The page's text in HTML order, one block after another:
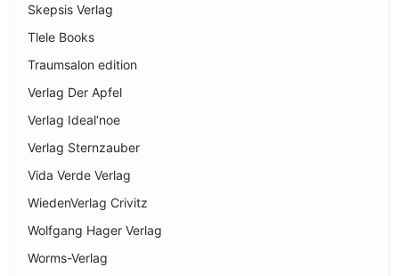
Skepsis Verlag
Tlele Books
Traumsalon edition
Verlag Der Apfel
Verlag Ideal‘noe
Verlag Sternzauber
Vida Verde Verlag
WiedenVerlag Crivitz
Wolfgang Hager Verlag
Worms-Verlag